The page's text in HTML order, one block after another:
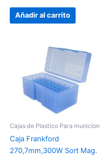
Añadir al carrito
Cajas de Plastico Para municion
Caja Frankford
270,7mm,300W Sort Mag.